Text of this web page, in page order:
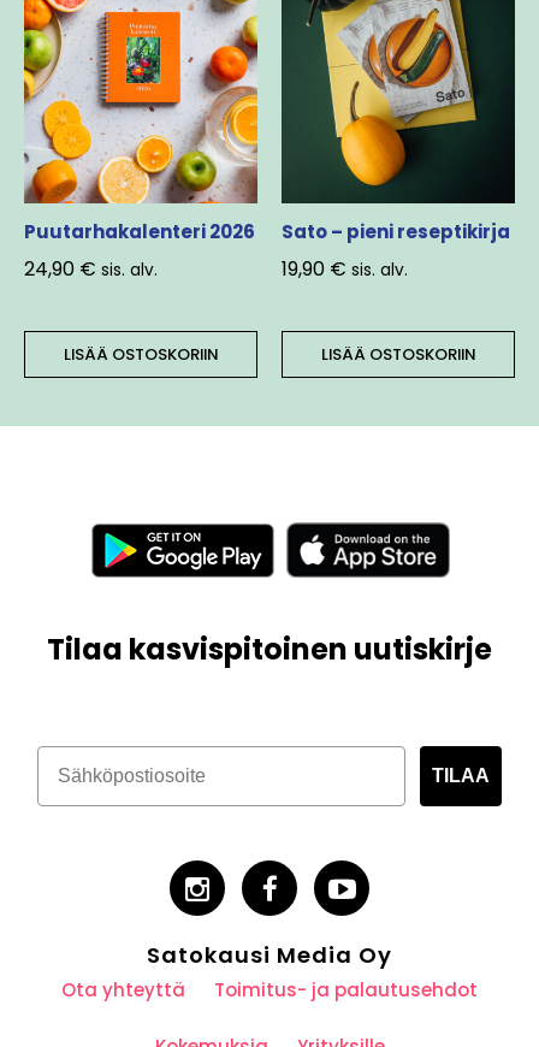
Puutarhakalenteri 2026
24,90 € sis. alv.
LISÄÄ OSTOSKORIIN
Sato – pieni reseptikirja
19,90 € sis. alv.
LISÄÄ OSTOSKORIIN
Tilaa kasvispitoinen uutiskirje
TILAA
Satokausi Media Oy
Ota yhteyttä Toimitus- ja palautusehdot